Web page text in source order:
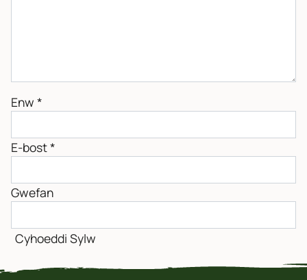
Enw *
E-bost*
Gwefan